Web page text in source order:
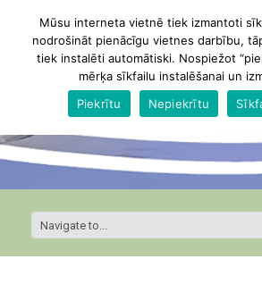
Mūsu interneta vietnē tiek izmantoti
nodrošināt pienācīgu vietnes darbību,
tiek instalēti automātiski. Nospiežot
mērķa sīkfailu instalēšanai un
Piekrītu
Nepiekrītu